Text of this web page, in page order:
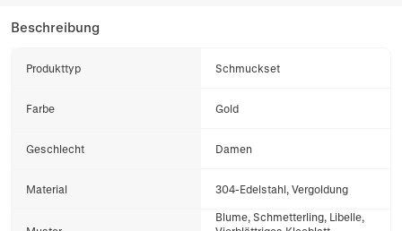
Beschreibung
Produkttyp Schmuckset
Farbe Gold
Geschlecht Damen
Material 304-Edelstahl, Vergoldung
Blume, Schmetterling, Libelle,